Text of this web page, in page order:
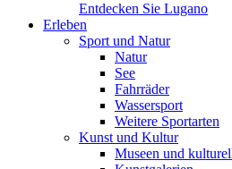
Entdecken Sie Lugano
Erleben
Sport und Natur
Natur
See
Fahrräder
Wassersport
Weitere Sportarten
Kunst und Kultur
Museen und